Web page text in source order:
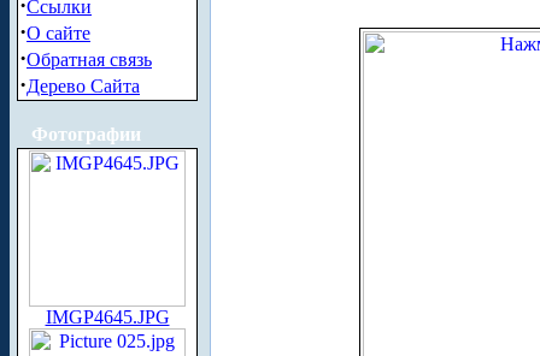
·Ссылки
·О сайте
·Обратная связь
·Дерево Сайта
Фотографии
IMGP4645.JPG